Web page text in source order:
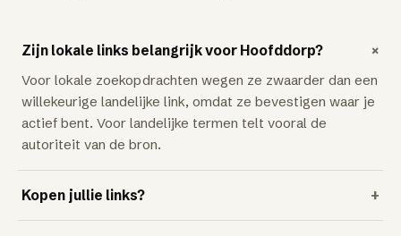
Zijn lokale links belangrijk voor Hoofddorp? +
Voor lokale zoekopdrachten wegen ze zwaarder dan een
willekeurige landelijke link, omdat ze bevestigen waar je
actief bent. Voor landelijke termen telt vooral de
autoriteit van de bron.
Kopen jullie links? +